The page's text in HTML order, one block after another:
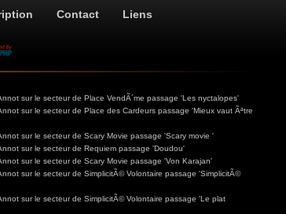
Contact Liens
sur le secteur de Place VendÃ´me passage 'Les nyctalopes'
sur le secteur de Place des Cardeurs passage 'Mieux vaut Ãªtre
sur le secteur de Scary Movie passage 'Scary movie '
sur le secteur de Requiem passage 'Doudou'
sur le secteur de Scary Movie passage 'Von Karajan'
sur le secteur de SimplicitÃ© Volontaire passage 'SimplicitÃ©
sur le secteur de SimplicitÃ© Volontaire passage 'Le plat